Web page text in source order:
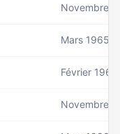
Novembre
Mars 1965
Février 1961
Novembre